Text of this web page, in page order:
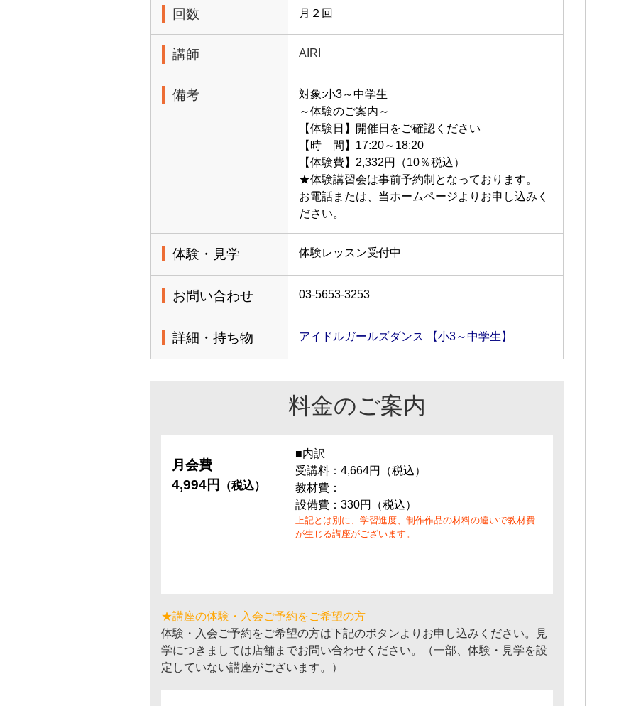
回数 月２回
講師 AIRI
備考
対象:小3～中学生
～体験のご案内～
【体験日】開催日をご確認ください
【時 間】17:20～18:20
【体験費】2,332円（10％税込）
★体験講習会は事前予約制となっております。
お電話または、当ホームページよりお申し込みく
ださい。
体験・見学 体験レッスン受付中
お問い合わせ 03-5653-3253
詳細・持ち物 アイドルガールズダンス 【小3～中学生】
料金のご案内
月会費
4,994円
（税込）
■内訳
受講料：4,664円（税込）
教材費：
設備費：330円（税込）
上記とは別に、学習進度、制作作品の材料の違いで教材費
が生じる講座がございます。
★講座の体験・入会ご予約をご希望の方
体験・入会ご予約をご希望の方は下記のボタンよりお申し込みください。見
学につきましては店舗までお問い合わせください。（一部、体験・見学を設
定していない講座がございます。）